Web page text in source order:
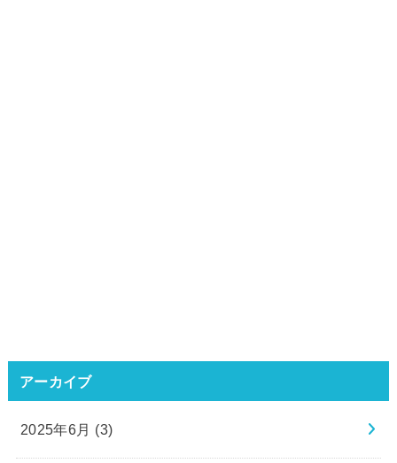
アーカイブ
2025年6月 (3)